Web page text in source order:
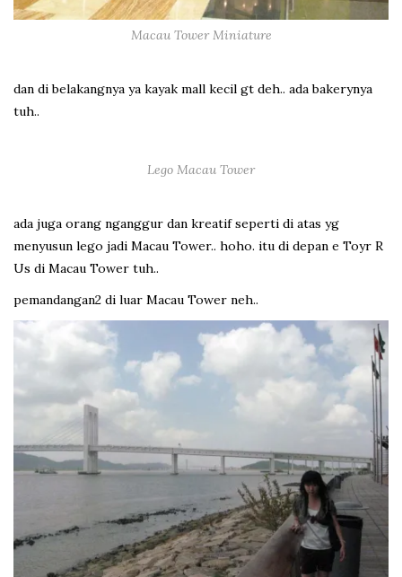
Macau Tower Miniature
dan di belakangnya ya kayak mall kecil gt deh.. ada bakerynya
tuh..
Lego Macau Tower
ada juga orang nganggur dan kreatif seperti di atas yg
menyusun lego jadi Macau Tower.. hoho. itu di depan e Toyr R
Us di Macau Tower tuh..
pemandangan2 di luar Macau Tower neh..